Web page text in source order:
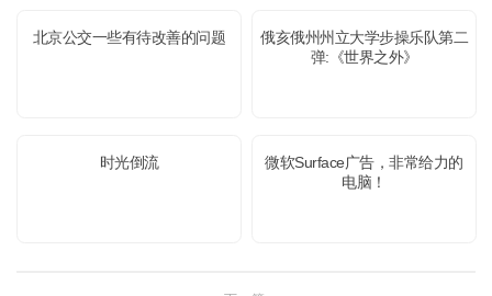
北京公交一些有待改善的问题
俄亥俄州州立大学步操乐队第二
弹:《世界之外》
时光倒流
微软Surface广告，非常给力的
电脑！